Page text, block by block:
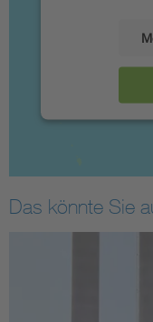
Das könnte Sie